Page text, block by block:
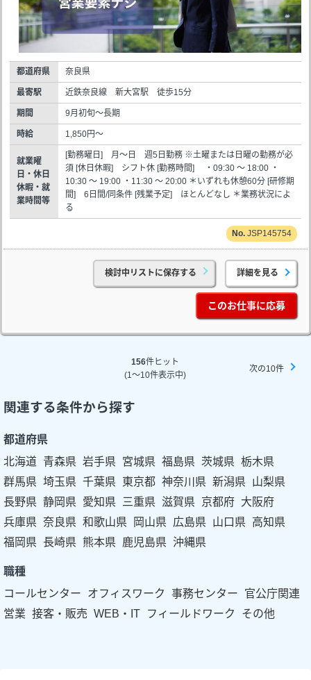
都道府県 奈良県
最寄駅 近鉄奈良線 新大宮駅 徒歩15分
期間 9月初旬～長期
時給 1,850円～
就業曜
日・休日
休暇・就
業時間等
[勤務曜日] 月～日 週5日勤務 ※土曜または日曜の勤務が必
須 [休日休暇] シフト休 [勤務時間] ・09:30 ～ 18:00 ・
10:30 ～ 19:00 ・11:30 ～ 20:00 ＊いずれも休憩60分 [研修期
間] 6日間/同条件 [残業予定] ほとんどなし ＊業務状況によ
る
JSP145754
検討中リストに保存する 詳細を見る
このお仕事に応募
156件ヒット
(1～10件表示中)
次の10件
関連する条件から探す
都道府県
北海道 青森県 岩手県 宮城県 福島県 茨城県 栃木県
群馬県 埼玉県 千葉県 東京都 神奈川県 新潟県 山梨県
長野県 静岡県 愛知県 三重県 滋賀県 京都府 大阪府
兵庫県 奈良県 和歌山県 岡山県 広島県 山口県 高知県
福岡県 長崎県 熊本県 鹿児島県 沖縄県
職種
コールセンター
オフィスワーク 事務センター
官公庁関連
営業 接客・販売 WEB・IT フィールドワーク その他